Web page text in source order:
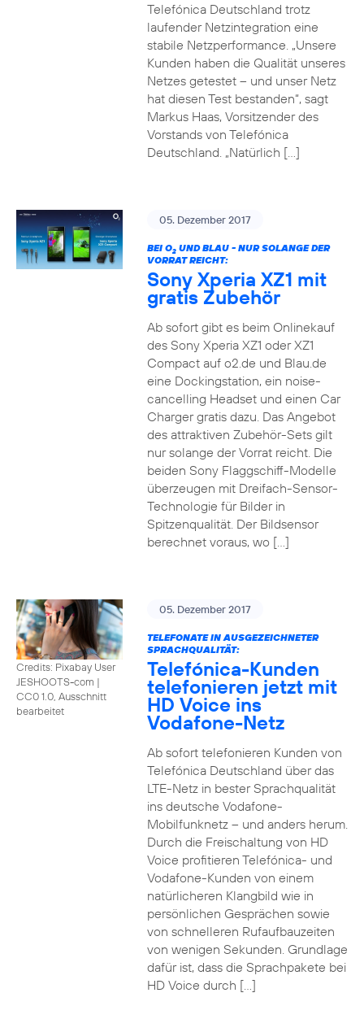
Telefónica Deutschland trotz
laufender Netzintegration eine
stabile Netzperformance. „Unsere
Kunden haben die Qualität unseres
Netzes getestet – und unser Netz
hat diesen Test bestanden“, sagt
Markus Haas, Vorsitzender des
Vorstands von Telefónica
Deutschland. „Natürlich […]
05. Dezember 2017
BEI O2UND BLAU - NUR SOLANGE DER
VORRAT REICHT:
Sony Xperia XZ1 mit
gratis Zubehör
Ab sofort gibt es beim Onlinekauf
des Sony Xperia XZ1 oder XZ1
Compact auf o2.de und Blau.de
eine Dockingstation, ein noise-
cancelling Headset und einen Car
Charger gratis dazu. Das Angebot
des attraktiven Zubehör-Sets gilt
nur solange der Vorrat reicht. Die
beiden Sony Flaggschiff-Modelle
überzeugen mit Dreifach-Sensor-
Technologie für Bilder in
Spitzenqualität. Der Bildsensor
berechnet voraus, wo […]
Credits: Pixabay User
JESHOOTS-com |
CC0 1.0, Ausschnitt
bearbeitet
05. Dezember 2017
TELEFONATE IN AUSGEZEICHNETER
SPRACHQUALITÄT:
Telefónica-Kunden
telefonieren jetzt mit
HD Voice ins
Vodafone-Netz
Ab sofort telefonieren Kunden von
Telefónica Deutschland über das
LTE-Netz in bester Sprachqualität
ins deutsche Vodafone-
Mobilfunknetz – und anders herum.
Durch die Freischaltung von HD
Voice profitieren Telefónica- und
Vodafone-Kunden von einem
natürlicheren Klangbild wie in
persönlichen Gesprächen sowie
von schnelleren Rufaufbauzeiten
von wenigen Sekunden. Grundlage
dafür ist, dass die Sprachpakete bei
HD Voice durch […]